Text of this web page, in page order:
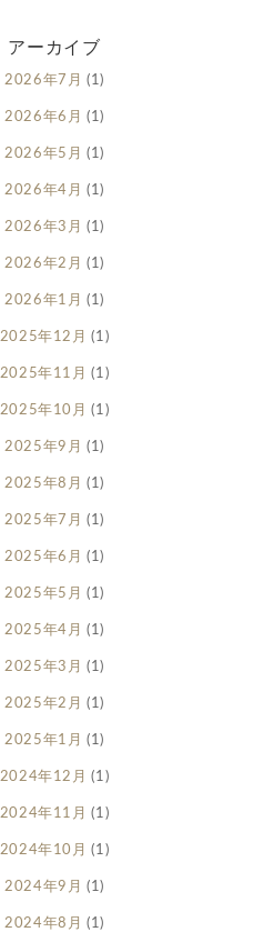
アーカイブ
2026年7月 (1)
2026年6月 (1)
2026年5月 (1)
2026年4月 (1)
2026年3月 (1)
2026年2月 (1)
2026年1月 (1)
2025年12月 (1)
2025年11月 (1)
2025年10月 (1)
2025年9月 (1)
2025年8月 (1)
2025年7月 (1)
2025年6月 (1)
2025年5月 (1)
2025年4月 (1)
2025年3月 (1)
2025年2月 (1)
2025年1月 (1)
2024年12月 (1)
2024年11月 (1)
2024年10月 (1)
2024年9月 (1)
2024年8月 (1)